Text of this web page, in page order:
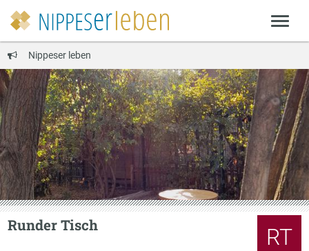
Nippeser leben
RT
Runder Tisch